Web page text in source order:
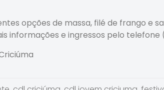
opções de massa, filé de frango e
informações e ingressos pelo telefone